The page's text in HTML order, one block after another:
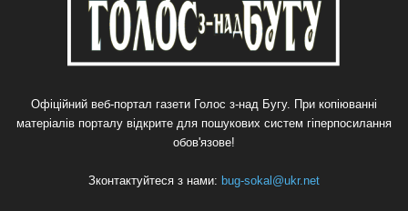
Офіційний веб-портал газети Голос з-над Бугу. При копіюванні
матеріалів порталу відкрите для пошукових систем гіперпосилання
обов'язове!
Зконтактуйтеся з нами: bug-sokal@ukr.net